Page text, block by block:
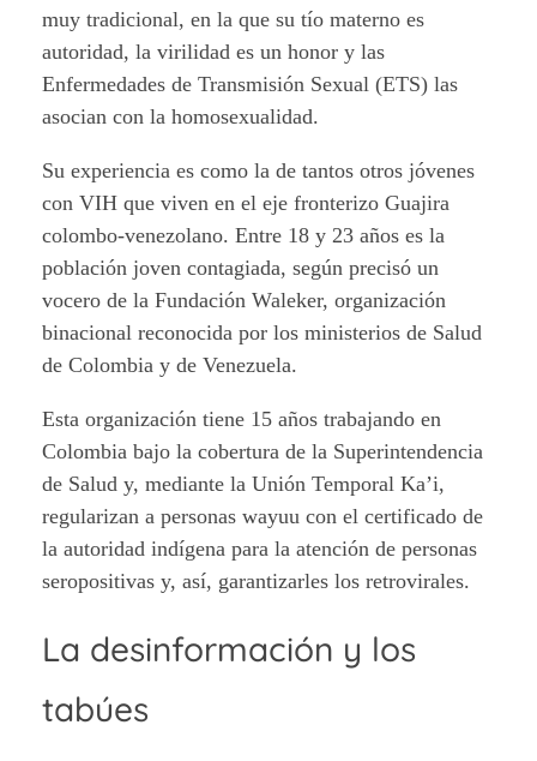
muy tradicional, en la que su tío materno es
autoridad, la virilidad es un honor y las
Enfermedades de Transmisión Sexual (ETS) las
asocian con la homosexualidad.
Su experiencia es como la de tantos otros jóvenes
con VIH que viven en el eje fronterizo Guajira
colombo-venezolano. Entre 18 y 23 años es la
población joven contagiada, según precisó un
vocero de la Fundación Waleker, organización
binacional reconocida por los ministerios de Salud
de Colombia y de Venezuela.
Esta organización tiene 15 años trabajando en
Colombia bajo la cobertura de la Superintendencia
de Salud y, mediante la Unión Temporal Ka’i,
regularizan a personas wayuu con el certificado de
la autoridad indígena para la atención de personas
seropositivas y, así, garantizarles los retrovirales.
La desinformación y los
tabúes